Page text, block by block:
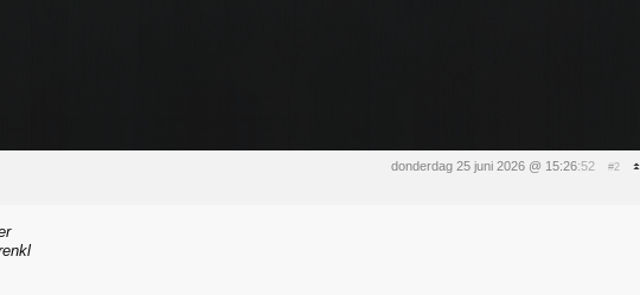
donderdag 25 juni 2026 @ 15:26:52 #2